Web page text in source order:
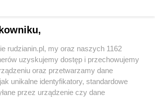
lokalnych
rudzianin.pl, my oraz naszych 1162
uzyskujemy dostęp i przechowujemy
oraz przetwarzamy dane
unikalne identyfikatory, standardowe
przez urządzenie czy dane